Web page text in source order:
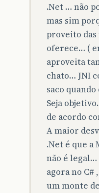
.Net … não
mas sim
proveito das
oferece… (
aproveita
chato… JNI
saco
Seja
de acordo
A maior
.Net é que a
não é legal…
agora no C#
um monte